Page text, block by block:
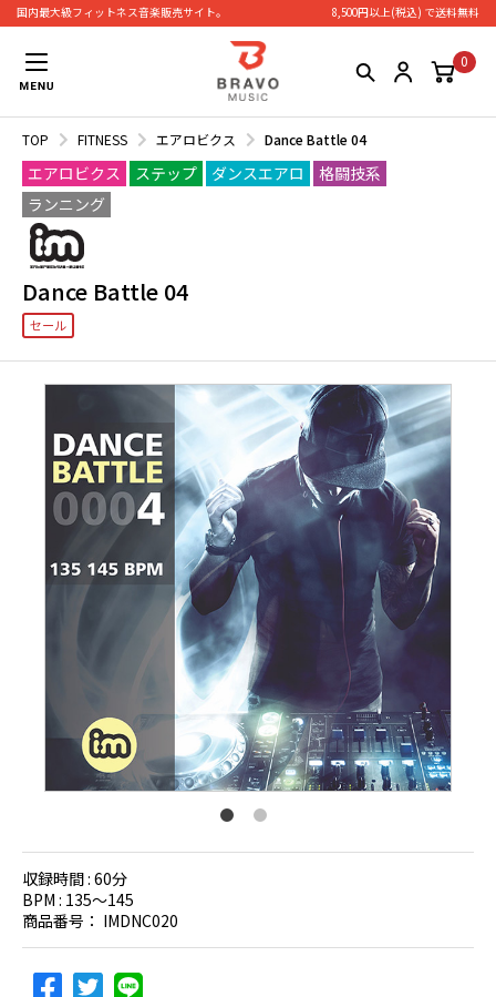
国内最大級フィットネス⾳楽販売サイト。 8,500円以上(税込) で送料無料
0
TOP FITNESS エアロビクス Dance Battle 04
エアロビクス ステップ ダンスエアロ
格闘技系
ランニング
Dance Battle 04
セール
収録時間 : 60分
BPM : 135〜145
商品番号： IMDNC020